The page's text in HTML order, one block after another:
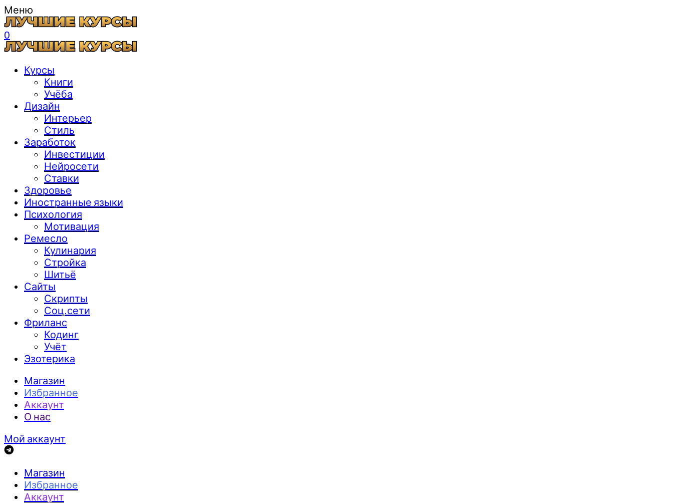
Меню
0
Курсы
Книги
Учёба
Дизайн
Интерьер
Стиль
Заработок
Инвестиции
Нейросети
Ставки
Здоровье
Иностранные языки
Психология
Мотивация
Ремесло
Кулинария
Стройка
Шитьё
Сайты
Скрипты
Соц.сети
Фриланс
Кодинг
Учёт
Эзотерика
Магазин
Избранное
Аккаунт
О нас
Мой аккаунт
Магазин
Избранное
Аккаунт